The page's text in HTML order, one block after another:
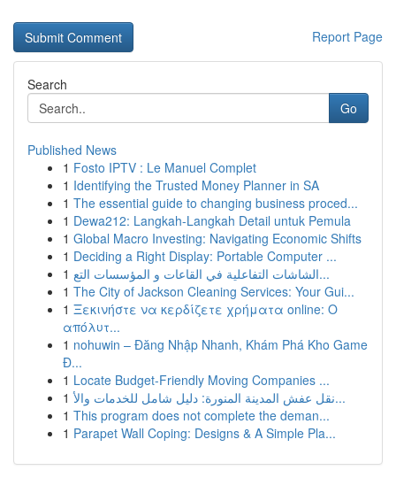
Report Page
Search
Go
Published News
1 Fosto IPTV : Le Manuel Complet
1 Identifying the Trusted Money Planner in SA
1 The essential guide to changing business proced...
1 Dewa212: Langkah-Langkah Detail untuk Pemula
1 Global Macro Investing: Navigating Economic Shifts
1 Deciding a Right Display: Portable Computer ...
1
الشاشات التفاعلية في القاعات و المؤسسات التع...
1 The City of Jackson Cleaning Services: Your Gui...
1 Ξεκινήστε να κερδίζετε χρήματα online: Ο
απόλυτ...
1 nohuwin – Đăng Nhập Nhanh, Khám Phá Kho Game
Đ...
1 Locate Budget-Friendly Moving Companies ...
1
نقل عفش المدينة المنورة: دليل شامل للخدمات والأ...
1 This program does not complete the deman...
1 Parapet Wall Coping: Designs & A Simple Pla...